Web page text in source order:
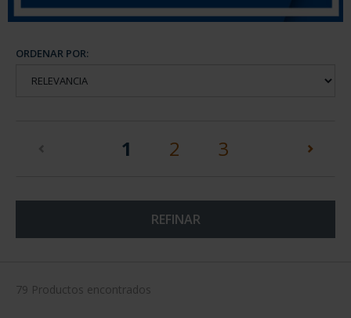
ORDENAR POR:
1 (current)
2 3
REFINAR
79 Productos encontrados